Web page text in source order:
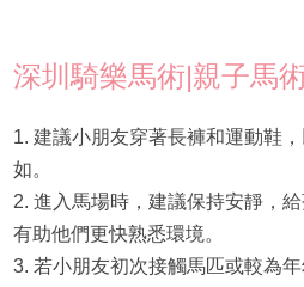
深圳騎樂馬術|親子馬
1. 建議小朋友穿著長褲和運動鞋
如。
2. 進入馬場時，建議保持安靜，
有助他們更快熟悉環境。
3. 若小朋友初次接觸馬匹或較為